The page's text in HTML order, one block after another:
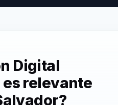
Digital
relevante